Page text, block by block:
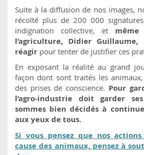
Suite à la diffusion de nos images,
récolté plus de 200 000
indignation collective, et
l’agriculture, Didier
réagir pour tenter de justifier ces
En exposant la réalité au grand
façon dont sont traités les
des prises de conscience. Pour
l’agro-industrie doit garder
sommes bien décidés à
aux yeux de tous.
Si vous pensez que nos
cause des animaux, pensez à